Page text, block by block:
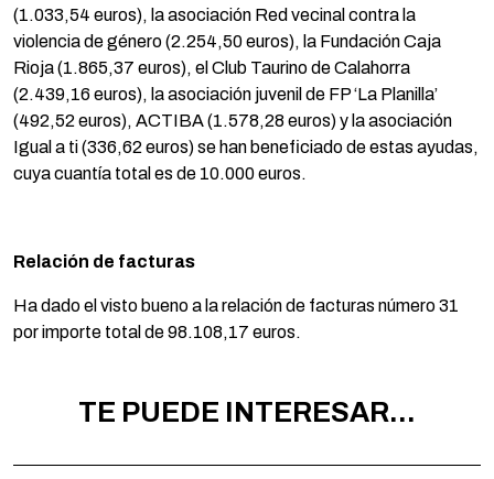
(1.033,54 euros), la asociación Red vecinal contra la
violencia de género (2.254,50 euros), la Fundación Caja
Rioja (1.865,37 euros), el Club Taurino de Calahorra
(2.439,16 euros), la asociación juvenil de FP ‘La Planilla’
(492,52 euros), ACTIBA (1.578,28 euros) y la asociación
Igual a ti (336,62 euros) se han beneficiado de estas ayudas,
cuya cuantía total es de 10.000 euros.
Relación de facturas
Ha dado el visto bueno a la relación de facturas número 31
por importe total de 98.108,17 euros.
TE PUEDE INTERESAR...